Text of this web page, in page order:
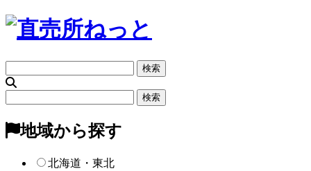
リ
索
ー
検
地域から探す
北海道・東北